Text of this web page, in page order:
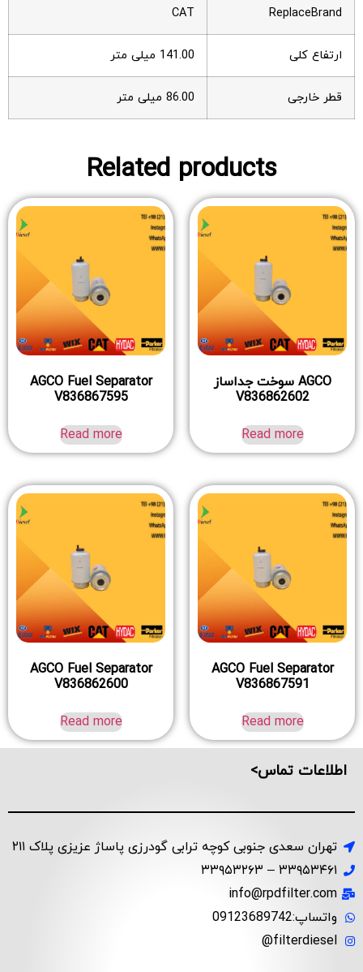
ReplaceBrand
CAT
ارتفاع کلی 141.00 میلی متر
قطر خارجی 86.00 میلی متر
Related products
AGCO سوخت جداساز
V836862602
Read more
AGCO Fuel Separator
V836867595
Read more
AGCO Fuel Separator
V836867591
Read more
AGCO Fuel Separator
V836862600
Read more
اطلاعات تماس>
تهران سعدی جنوبی کوچه ترابی گودرزی پاساژ عزیزی پلاک ۲۱۱
۳۳۹۵۳۴۶۱ – ۳۳۹۵۳۲۶۳
info@rpdfilter.com
واتساپ:09123689742
filterdiesel@